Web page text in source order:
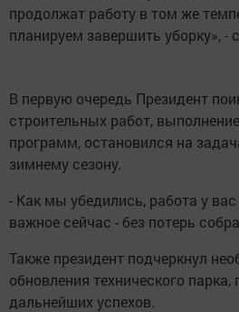
продолжат работу в том же
планируем завершить уборку», -
В первую очередь Президент
строительных работ,
программ, остановился на
зимнему сезону.
- Как мы убедились, работа у
важное сейчас - без потерь
Также президент подчеркнул
обновления технического
дальнейших успехов.